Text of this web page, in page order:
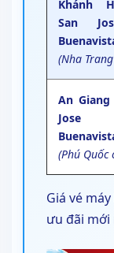
Khánh
San
(Nha
An
(Phú Quốc
Giá vé
ưu đãi mới